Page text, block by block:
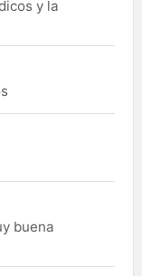
y la
buena